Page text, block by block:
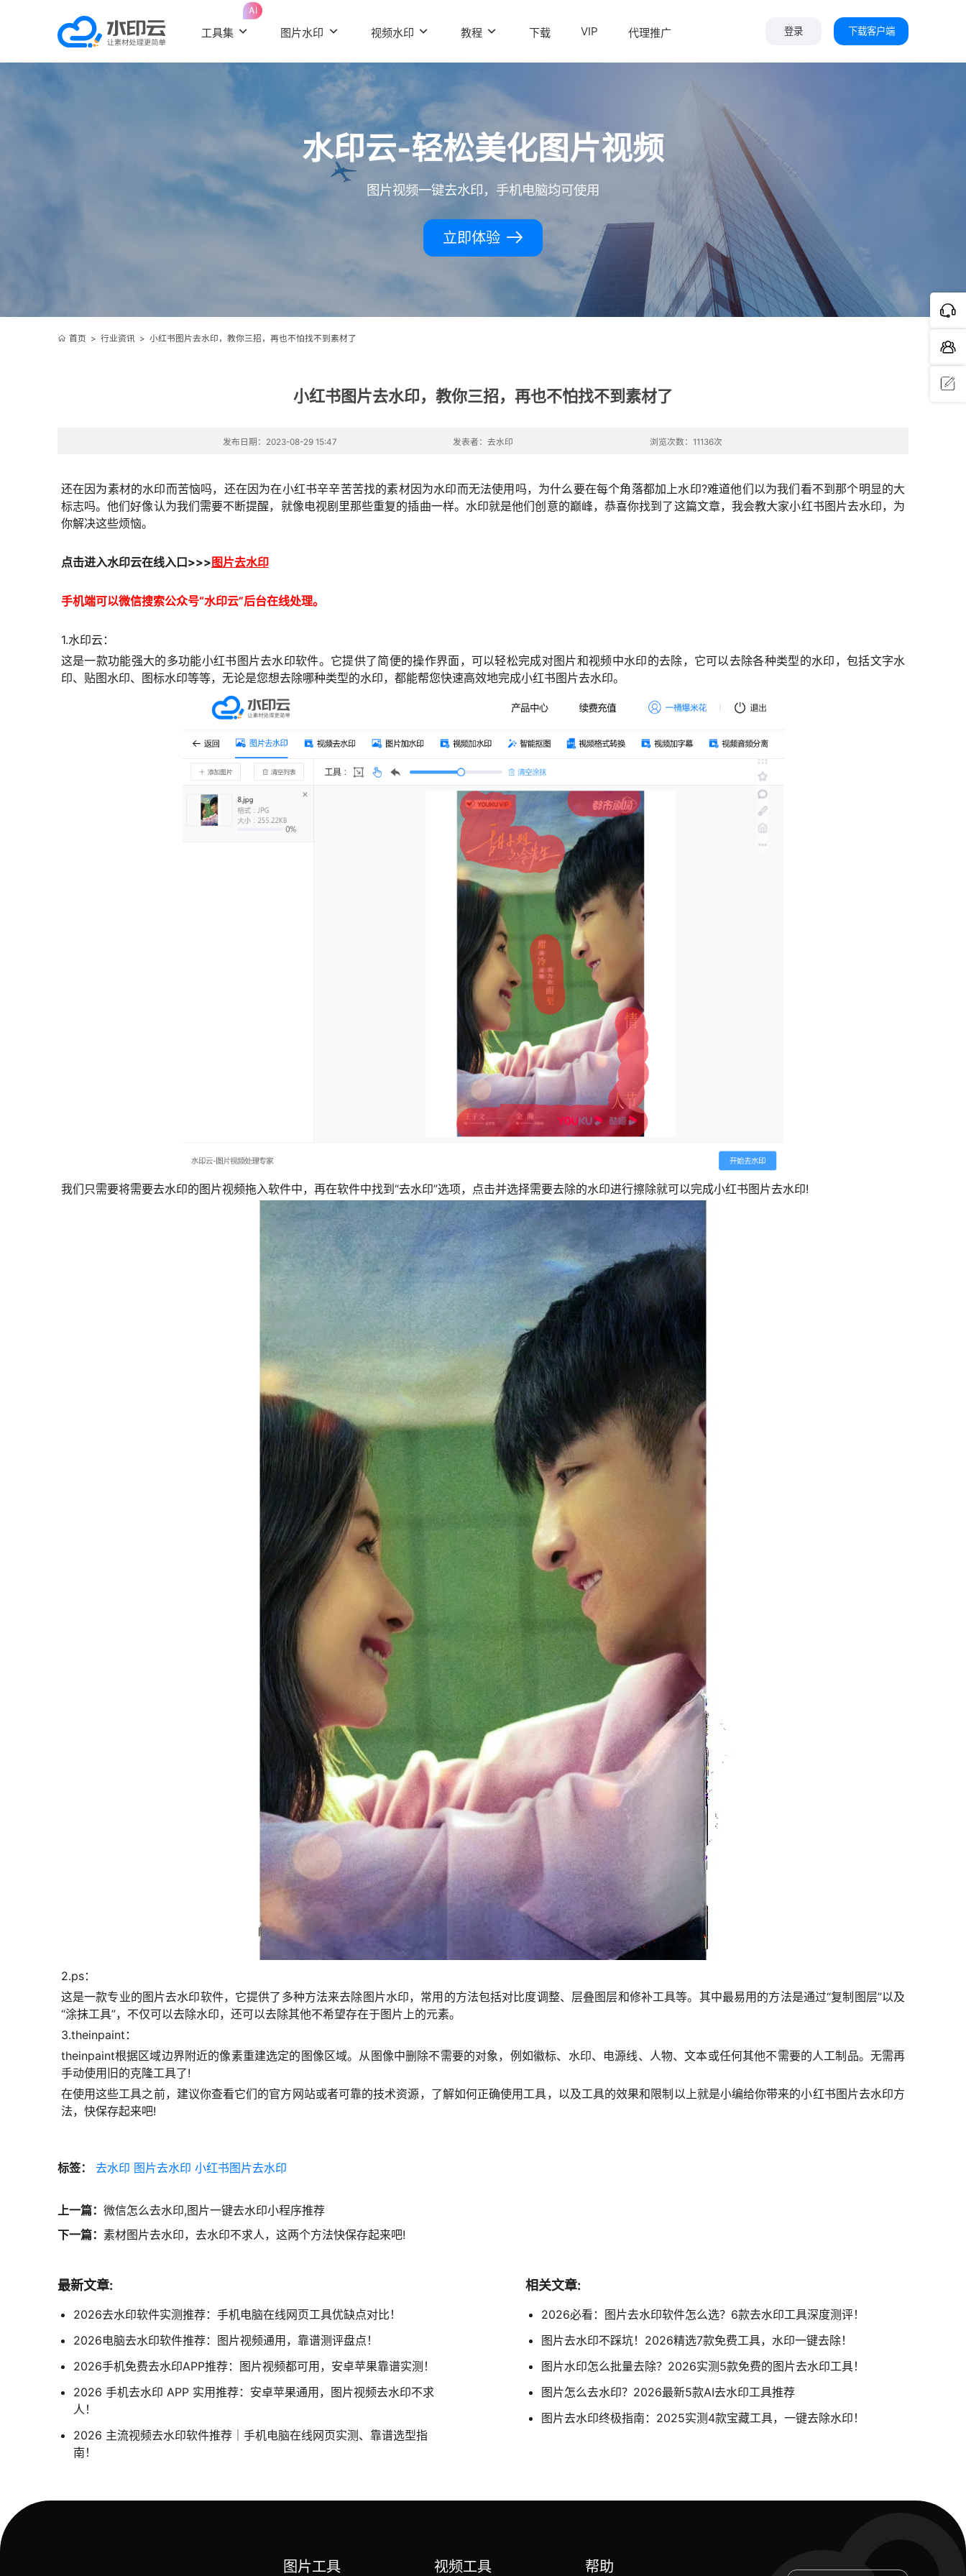
工具集
AI
图片水印 视频水印 教程 下载 VIP 代理推广 登录 下载客户端
水印云-轻松美化图片视频
图片视频一键去水印，手机电脑均可使用
立即体验
首页 > 行业资讯> 小红书图片去水印，教你三招，再也不怕找不到素材了
小红书图片去水印，教你三招，再也不怕找不到素材了
发布日期：2023-08-29 15:47 发表者：去水印 浏览次数：11136次
还在因为素材的水印而苦恼吗，还在因为在小红书辛辛苦苦找的素材因为水印而无法使用吗，为什么要在每个角落都加上水印?难道他们以为我们看不到那个明显的大
标志吗。他们好像认为我们需要不断提醒，就像电视剧里那些重复的插曲一样。水印就是他们创意的巅峰，恭喜你找到了这篇文章，我会教大家小红书图片去水印，为
你解决这些烦恼。
点击进入水印云在线入口>>>图片去水印
手机端可以微信搜索公众号“水印云”后台在线处理。
1.水印云：
这是一款功能强大的多功能小红书图片去水印软件。它提供了简便的操作界面，可以轻松完成对图片和视频中水印的去除，它可以去除各种类型的水印，包括文字水
印、贴图水印、图标水印等等，无论是您想去除哪种类型的水印，都能帮您快速高效地完成小红书图片去水印。
我们只需要将需要去水印的图片视频拖入软件中，再在软件中找到“去水印”选项，点击并选择需要去除的水印进行擦除就可以完成小红书图片去水印!
2.ps：
这是一款专业的图片去水印软件，它提供了多种方法来去除图片水印，常用的方法包括对比度调整、层叠图层和修补工具等。其中最易用的方法是通过“复制图层”以及
“涂抹工具”，不仅可以去除水印，还可以去除其他不希望存在于图片上的元素。
3.theinpaint：
theinpaint根据区域边界附近的像素重建选定的图像区域。从图像中删除不需要的对象，例如徽标、水印、电源线、人物、文本或任何其他不需要的人工制品。无需再
手动使用旧的克隆工具了!
在使用这些工具之前，建议你查看它们的官方网站或者可靠的技术资源，了解如何正确使用工具，以及工具的效果和限制以上就是小编给你带来的小红书图片去水印方
法，快保存起来吧!
标签： 去水印 图片去水印 小红书图片去水印
上一篇： 微信怎么去水印,图片一键去水印小程序推荐
下一篇： 素材图片去水印，去水印不求人，这两个方法快保存起来吧!
最新文章:
2026去水印软件实测推荐：手机电脑在线网页工具优缺点对比！
2026电脑去水印软件推荐：图片视频通用，靠谱测评盘点！
2026手机免费去水印APP推荐：图片视频都可用，安卓苹果靠谱实测！
2026 手机去水印 APP 实用推荐：安卓苹果通用，图片视频去水印不求
人！
2026 主流视频去水印软件推荐｜手机电脑在线网页实测、靠谱选型指
南！
相关文章:
2026必看：图片去水印软件怎么选？6款去水印工具深度测评！
图片去水印不踩坑！2026精选7款免费工具，水印一键去除！
图片水印怎么批量去除？2026实测5款免费的图片去水印工具！
图片怎么去水印？2026最新5款AI去水印工具推荐
图片去水印终极指南：2025实测4款宝藏工具，一键去除水印！
图片工具 视频工具 帮助